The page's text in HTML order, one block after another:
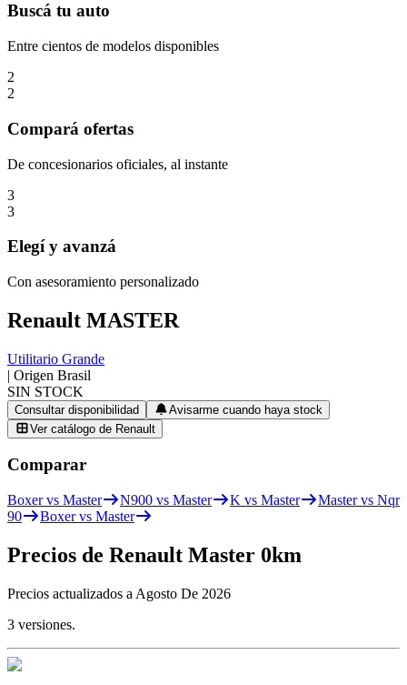
Buscá tu auto
Entre cientos de modelos disponibles
2
2
Compará ofertas
De concesionarios oficiales, al instante
3
3
Elegí y avanzá
Con asesoramiento personalizado
Renault MASTER
Utilitario Grande
| Origen Brasil
SIN STOCK
Consultar disponibilidad
Avisarme cuando haya stock
Ver catálogo de Renault
Comparar
Boxer vs Master N900 vs Master K vs Master
Master vs Nqr
90
Boxer vs Master
Precios de Renault Master 0km
Precios actualizados a Agosto De 2026
3 versiones.